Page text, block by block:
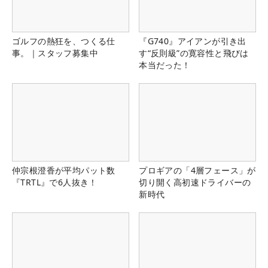
ゴルフの熱狂を、つくる仕
事。｜スタッフ募集中
『G740』アイアンが引き出
す“反則級”の寛容性と飛びは
本当だった！
仲宗根澄香が平均パット数
『TRTL』で6人抜き！
プロギアの「4層フェース」が
切り開く高初速ドライバーの
新時代